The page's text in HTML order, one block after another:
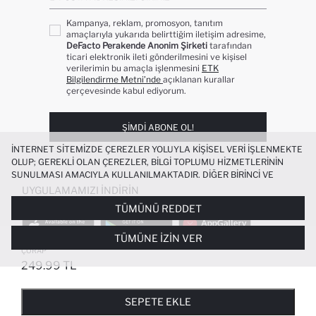
LILO & STITCH LISANSLI PAMUKLU 3'LÜ
ÇORAP
249.99 TL
SEPETE EKLE
Kampanya, reklam, promosyon, tanıtım
amaçlarıyla yukarıda belirttiğim iletişim adresime,
DeFacto Perakende Anonim Şirketi tarafından
ticari elektronik ileti gönderilmesini ve kişisel
verilerimin bu amaçla işlenmesini ETK
Bilgilendirme Metni’nde açıklanan kurallar
çerçevesinde kabul ediyorum.
ŞIMDI ABONE OL!
UYGULAMAMIZI İNDIRIN
POPÜLER KATEGORILER
KADIN BEYAZ TIŞÖRT
İNTERNET SITEMIZDE ÇEREZLER YOLUYLA KIŞISEL VERI IŞLENMEKTE
OLUP; GEREKLI OLAN ÇEREZLER, BILGI TOPLUMU HIZMETLERININ
SUNULMASI AMACIYLA KULLANILMAKTADIR. DIĞER BIRINCI VE
ÜÇÜNCÜ TARAF ÇEREZLER ISE SIZE DAHA IYI BIR ALIŞVERIŞ
DENEYIMI SUNULABILMESI, SITEMIZIN DAHA IŞLEVSEL KILINMASI VE
KIŞISELLEŞTIRMESI VE AÇIK RIZA VERMENIZ HALINDE, SIZLERE
YÖNELIK PAZARLAMA FAALIYETLERININ YAPILMASI AMAÇLARIYLA
SINIRLI OLARAK KULLANILACAKTIR. ÇEREZLERE DAIR TERCIHLERINIZI
ÇEREZ TERCIHLERIPANELI ARACILIĞIYLA HER ZAMAN YÖNETEBILIR,
ÇEREZLERLE ILGILI DAHA DETAYLI BILGIYE
TÜMÜNÜ REDDET
TÜMÜNE İZIN VER